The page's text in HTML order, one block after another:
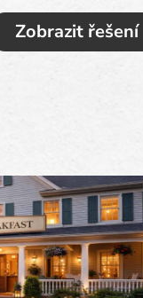
Zobrazit řešení